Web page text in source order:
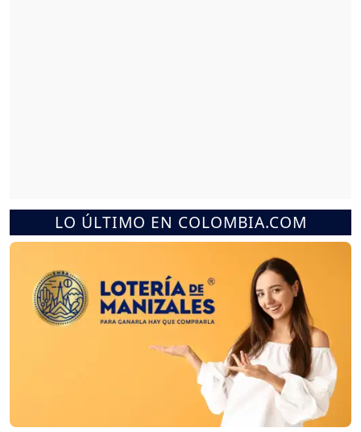
LO ÚLTIMO EN COLOMBIA.COM